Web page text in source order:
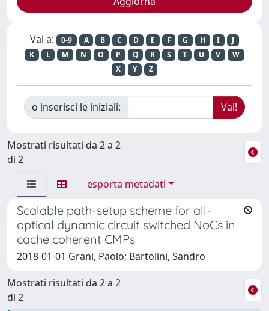
Vai a: 0-9 A B C D E F G H I
J
K
L M N O P Q R S T U V
W
X
Y Z
o inserisci le iniziali:
Mostrati risultati da 2 a 2
di 2
esporta metadati
Scalable path-setup scheme for all-
optical dynamic circuit switched NoCs in
cache coherent CMPs
2018-01-01 Grani, Paolo; Bartolini, Sandro
Mostrati risultati da 2 a 2
di 2